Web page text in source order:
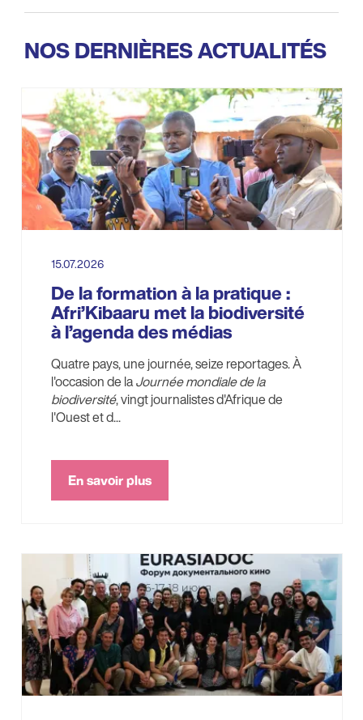
NOS DERNIÈRES ACTUALITÉS
15.07.2026
De la formation à la pratique :
Afri’Kibaaru met la biodiversité
à l’agenda des médias
Quatre pays, une journée, seize reportages. À
l'occasion de laJournée mondiale de la
biodiversité, vingt journalistes d'Afrique de
l'Ouest et d...
En savoir plus